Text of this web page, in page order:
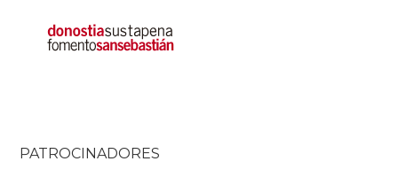
PATROCINADORES